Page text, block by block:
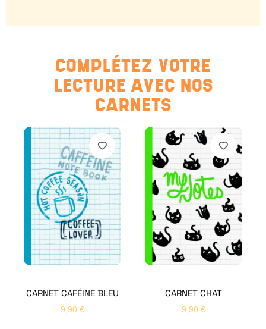
COMPLÉTEZ VOTRE
LECTURE AVEC NOS
CARNETS
CARNET CAFÉINE BLEU
9,90 €
CARNET CHAT
9,90 €